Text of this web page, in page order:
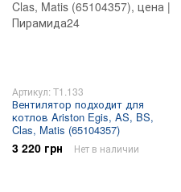
Артикул: T1.133
Вентилятор подходит для
котлов Ariston Egis, AS, BS,
Clas, Matis (65104357)
3 220 грн Нет в наличии